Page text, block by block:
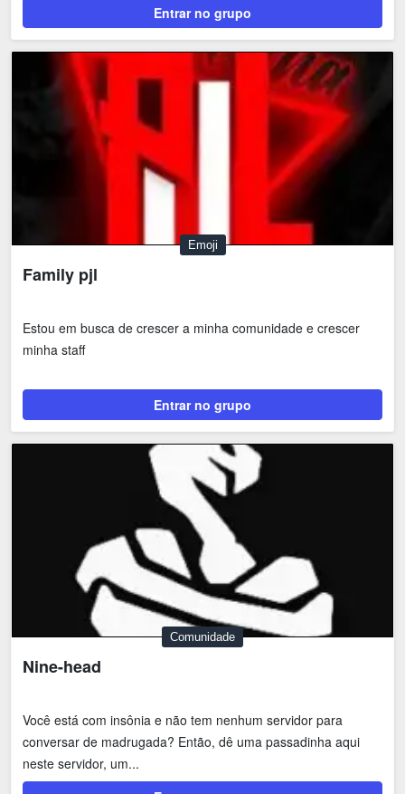
Entrar no grupo
Emoji
Family pjl
Estou em busca de crescer a minha comunidade e crescer
minha staff
Entrar no grupo
Comunidade
Nine-head
Você está com insônia e não tem nenhum servidor para
conversar de madrugada? Então, dê uma passadinha aqui
neste servidor, um...